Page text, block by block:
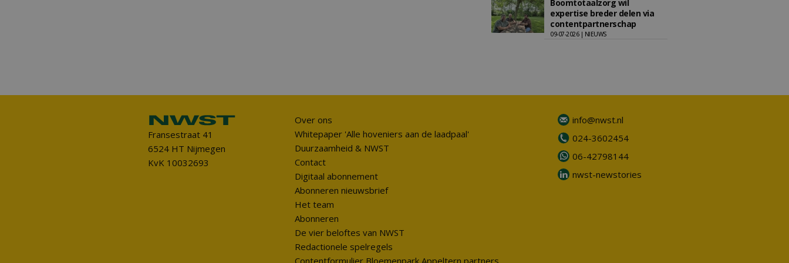
Boomtotaalzorg wil
expertise breder delen via
contentpartnerschap
09-07-2026 | NIEUWS
Fransestraat 41
6524 HT Nijmegen
KvK 10032693
Over ons
Whitepaper 'Alle hoveniers aan de laadpaal'
Duurzaamheid & NWST
Contact
Digitaal abonnement
Abonneren nieuwsbrief
Het team
Abonneren
De vier beloftes van NWST
Redactionele spelregels
Contentformulier Bloemenpark Appeltern partners
info@nwst.nl
024-3602454
06-42798144
nwst-newstories